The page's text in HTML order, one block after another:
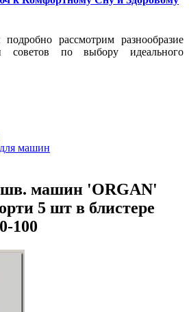
рассмотрим разнообразие
советов по выбору идеального
машин
машин 'ORGAN'
5 шт в блистере
100